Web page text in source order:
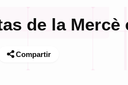
de la Mercè
Compartir